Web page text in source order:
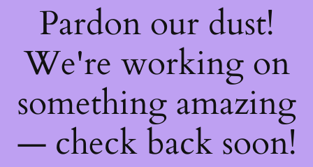
Pardon our dust!
We're working on
something amazing
— check back soon!